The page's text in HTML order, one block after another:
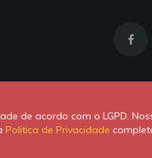
Powered by
de acordo com o LGPD.
Politica de Privacidade